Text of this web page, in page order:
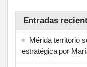
Entradas
Mérida territorio
estratégica por